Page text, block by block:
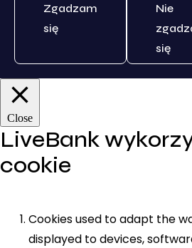
Zgadzam
się
Nie
się
Close
LiveBank
cookie
Cookies used to adapt the
displayed to devices,